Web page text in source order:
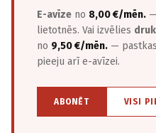
E-avīze no 8,00 €/mēn.
lietotnēs. Vai izvēlies
no 9,50 €/mēn. —
pieeju arī e-avīzei.
ABONĒT VISI